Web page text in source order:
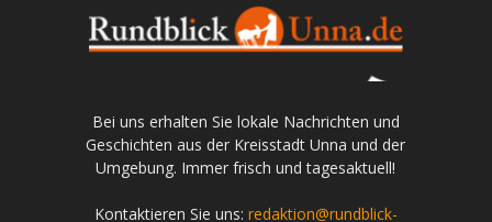
Bei uns erhalten Sie lokale Nachrichten und
Geschichten aus der Kreisstadt Unna und der
Umgebung. Immer frisch und tagesaktuell!
Kontaktieren Sie uns: redaktion@rundblick-